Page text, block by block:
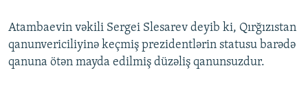
Atambaevin vəkili Sergei Slesarev deyib ki, Qırğızıstan
qanunvericiliyinə keçmiş prezidentlərin statusu barədə
qanuna ötən mayda edilmiş düzəliş qanunsuzdur.